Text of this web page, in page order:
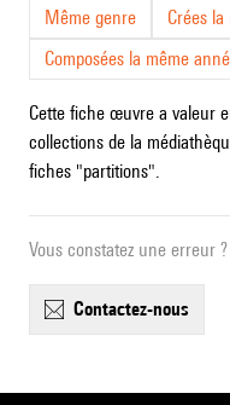
Même genre
Crées
Composées la même
Cette fiche œuvre a valeur
collections de la
fiches "partitions".
Vous constatez une erreur ?
contactez-nous